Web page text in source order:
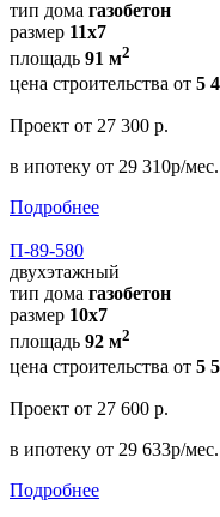
тип дома газобетон
размер 11x7
площадь 91 м2
цена строительства от 5
Проект от 27 300 р.
в ипотеку от 29 310р/мес.
Подробнее
П-89-580
двухэтажный
тип дома газобетон
размер 10х7
площадь 92 м2
цена строительства от 5
Проект от 27 600 р.
в ипотеку от 29 633р/мес.
Подробнее